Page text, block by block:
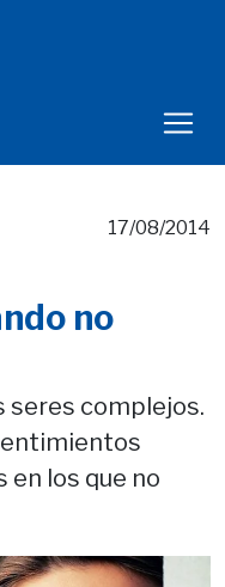
17/08/2014
no
seres complejos.
los que no